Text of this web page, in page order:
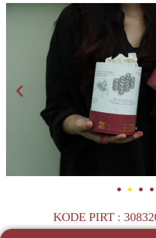
KODE PIRT :